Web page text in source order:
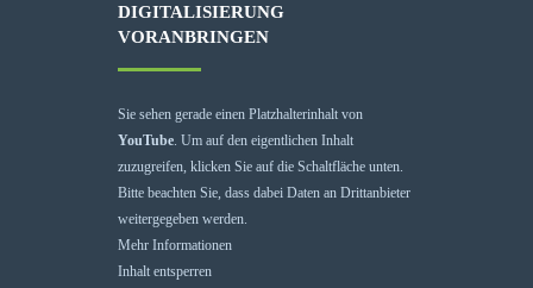
DIGITALISIERUNG
VORANBRINGEN
Sie sehen gerade einen Platzhalterinhalt von
YouTube. Um auf den eigentlichen Inhalt
zuzugreifen, klicken Sie auf die Schaltfläche unten.
Bitte beachten Sie, dass dabei Daten an Drittanbieter
weitergegeben werden.
Mehr Informationen
Inhalt entsperren